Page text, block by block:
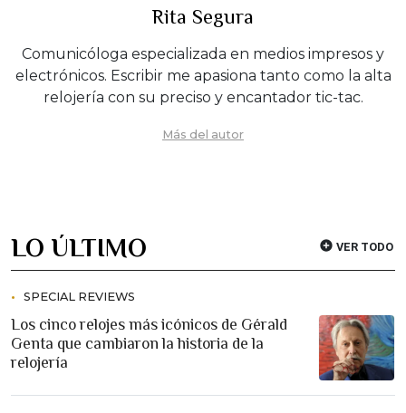
Rita Segura
Comunicóloga especializada en medios impresos y
electrónicos. Escribir me apasiona tanto como la alta
relojería con su preciso y encantador tic-tac.
Más del autor
LO ÚLTIMO VER TODO
SPECIAL REVIEWS
Los cinco relojes más icónicos de Gérald
Genta que cambiaron la historia de la
relojería